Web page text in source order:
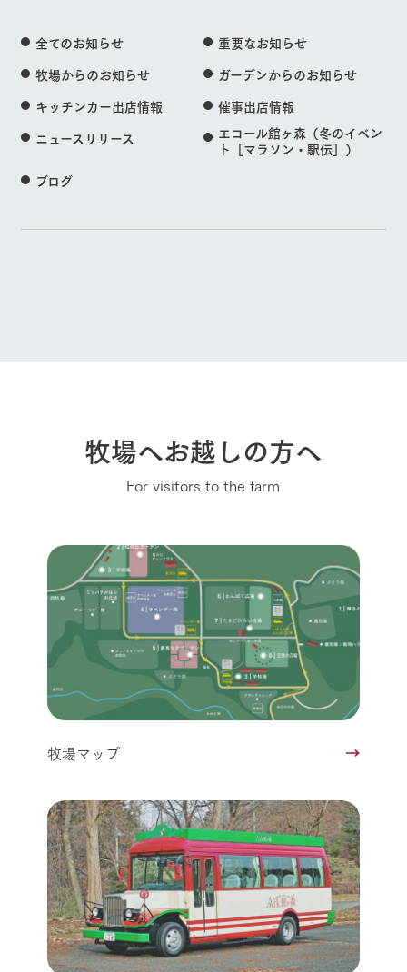
全てのお知らせ
重要なお知らせ
牧場からのお知らせ
ガーデンからのお知らせ
キッチンカー出店情報
催事出店情報
ニュースリリース
エコール館ヶ森（冬のイベン
ト［マラソン・駅伝］）
ブログ
牧場へお越しの方へ
For visitors to the farm
牧場マップ